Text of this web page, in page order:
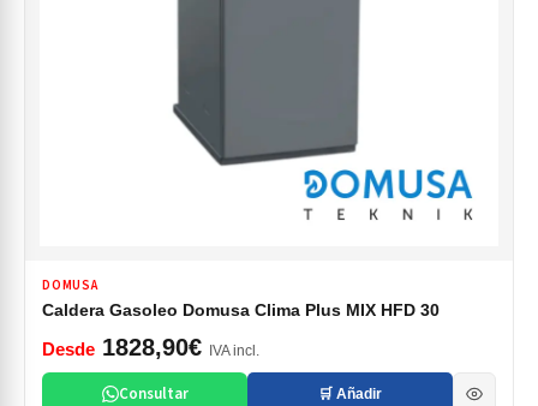
DOMUSA
Caldera Gasoleo Domusa Clima Plus MIX HFD 30
Desde 1828,90€ IVA incl.
Consultar 🛒 Añadir